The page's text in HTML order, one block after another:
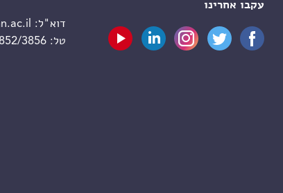
עקבו אחרינו
דוא"ל:
טל:3856